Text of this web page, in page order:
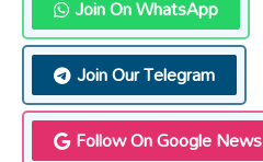
Join On WhatsApp
Join Our Telegram
Follow On Google News